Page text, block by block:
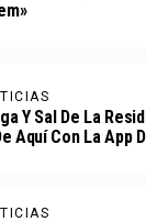
Y Sal De La
Aquí Con La App